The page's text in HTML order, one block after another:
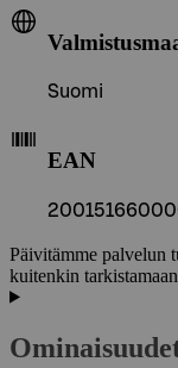
Suomi
EAN
Päivitämme palvelun
kuitenkin